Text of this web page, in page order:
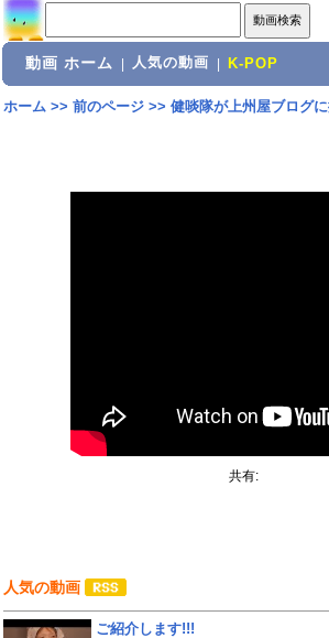
動画 ホーム 人気の動画 K-POP
ホーム>> 前のページ>> 健啖隊が上州屋ブログ
共有:
人気の動画
ご紹介します!!!